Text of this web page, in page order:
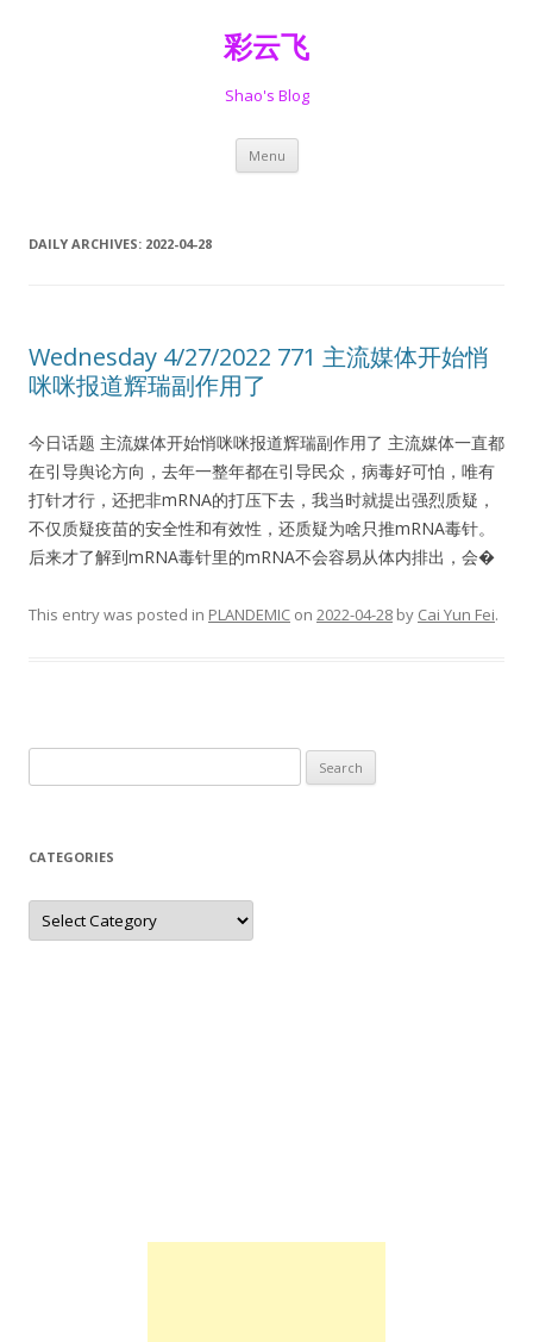
彩云飞
Shao's Blog
Menu Skip
content
DAILY ARCHIVES: 2022-04-28
Wednesday 4/27/2022 771 主流媒体开始悄
咪咪报道辉瑞副作用了
今日话题 主流媒体开始悄咪咪报道辉瑞副作用了 主流媒体一直都
在引导舆论方向，去年一整年都在引导民众，病毒好可怕，唯有
打针才行，还把非mRNA的打压下去，我当时就提出强烈质疑，
不仅质疑疫苗的安全性和有效性，还质疑为啥只推mRNA毒针。
后来才了解到mRNA毒针里的mRNA不会容易从体内排出，会�
This entry was posted in PLANDEMIC on 2022-04-28 by Cai Yun Fei.
for:
CATEGORIES
Categories